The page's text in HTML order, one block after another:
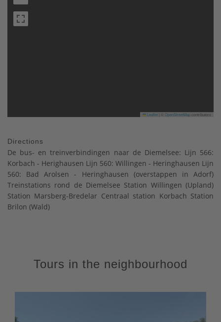
Leaflet OpenStreetMapcontributors
Directions
De bus- en treinverbindingen naar de Diemelsee: Lijn 566:
Korbach - Herighausen Lijn 560: Willingen - Heringhausen Lijn
560: Bad Arolsen - Heringhausen (overstappen in Adorf)
Treinstations rond de Diemelsee Station Willingen (Upland)
Station Marsberg-Bredelar Centraal station Korbach Station
Brilon (Wald)
Tours in the neighbourhood